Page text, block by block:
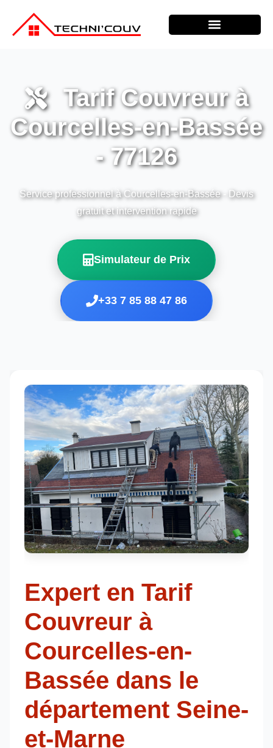
Tarif Couvreur à
Courcelles-en-Bassée
- 77126
Service professionnel à Courcelles-en-Bassée - Devis
gratuit et intervention rapide
Simulateur de Prix
+33 7 85 88 47 86
Expert en Tarif
Couvreur à
Courcelles-en-
Bassée dans le
département Seine-
et-Marne